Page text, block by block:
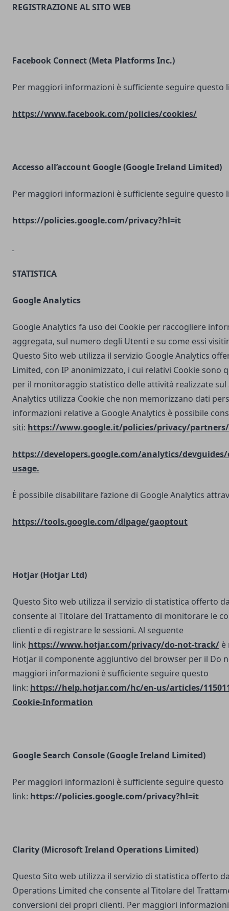
REGISTRAZIONE AL SITO WEB
Facebook Connect (Meta Platforms Inc.)
Per maggiori informazioni è sufficiente seguire questo
https://www.facebook.com/policies/cookies/
Accesso all’account Google (Google Ireland Limited)
Per maggiori informazioni è sufficiente seguire questo
https://policies.google.com/privacy?hl=it
STATISTICA
Google Analytics
Google Analytics fa uso dei Cookie per raccogliere
aggregata, sul numero degli Utenti e su come essi
Questo Sito web utilizza il servizio Google Analytics
Limited, con IP anonimizzato, i cui relativi Cookie sono
per il monitoraggio statistico delle attività realizzate sul
Analytics utilizza Cookie che non memorizzano dati
informazioni relative a Google Analytics è possibile
siti: https://www.google.it/policies/privacy/partners/
https://developers.google.com/analytics/
usage.
È possibile disabilitare l’azione di Google Analytics
https://tools.google.com/dlpage/gaoptout
Hotjar (Hotjar Ltd)
Questo Sito web utilizza il servizio di statistica offerto
consente al Titolare del Trattamento di monitorare le
clienti e di registrare le sessioni. Al seguente
link https://www.hotjar.com/privacy/do-not-track/ è
Hotjar il componente aggiuntivo del browser per il Do
maggiori informazioni è sufficiente seguire questo
link: https://help.hotjar.com/hc/en-us/articles/
Cookie-Information
Google Search Console(Google Ireland Limited)
Per maggiori informazioni è sufficiente seguire questo
link: https://policies.google.com/privacy?hl=it
Clarity (Microsoft Ireland Operations Limited)
Questo Sito web utilizza il servizio di statistica offerto
Operations Limited che consente al Titolare del
conversioni dei propri clienti. Per maggiori